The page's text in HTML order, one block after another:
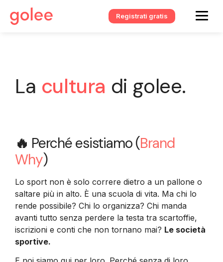
Registrati gratis
La cultura di golee.
🔥 Perché esistiamo (Brand
Why)
Lo sport non è solo correre dietro a un pallone o
saltare più in alto. È una scuola di vita. Ma chi lo
rende possibile? Chi lo organizza? Chi manda
avanti tutto senza perdere la testa tra scartoffie,
iscrizioni e conti che non tornano mai? Le società
sportive.